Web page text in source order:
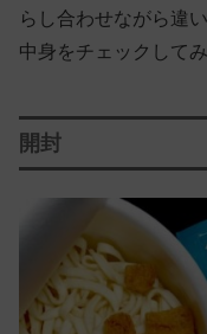
らし合わせながら違
中身をチェックしてみ
開封